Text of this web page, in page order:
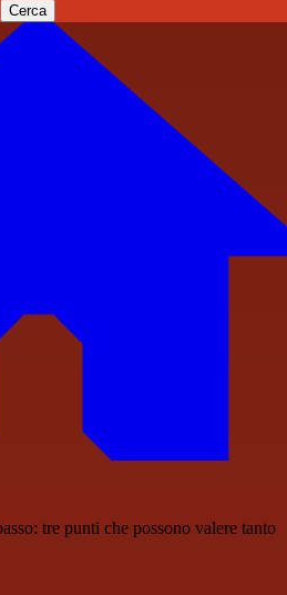
Cerca
tre punti che possono valere tanto